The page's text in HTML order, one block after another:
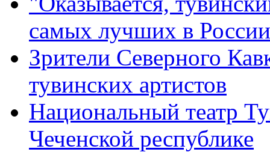
самых лучших в
Зрители Северного
тувинских артистов
Национальный театр
Чеченской республике